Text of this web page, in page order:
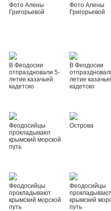
Фото Алены
Григорьевой
Фото Алены
Григорьевой
В Феодосии
отпраздновали 5-
летие казачьей
кадетско
В Феодосии
летие
кадетско
Феодосийцы
прокладывают
крымский морской
путь
Острова
Феодосийцы
прокладывают
крымский морской
путь
Феодосийцы
крымский
путь